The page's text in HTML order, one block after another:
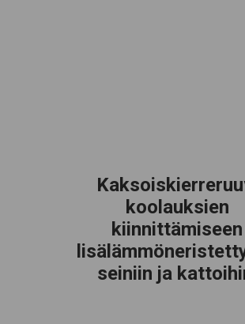
koolauksien
kiinnittämiseen
seiniin ja